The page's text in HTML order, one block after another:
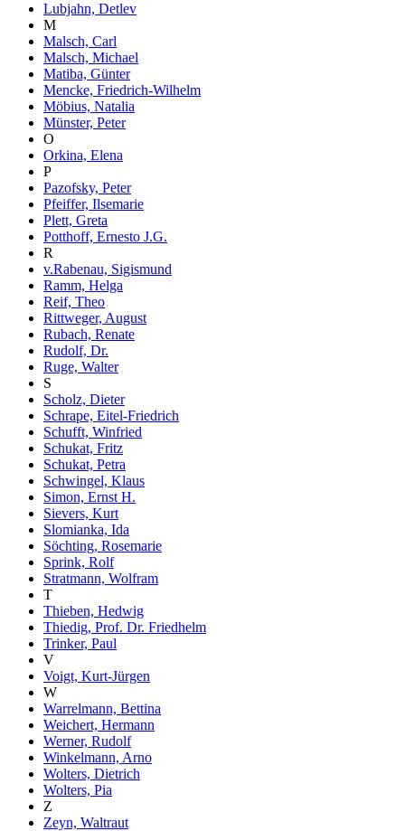
Lubjahn, Detlev
M
Malsch, Carl
Malsch, Michael
Matiba, Günter
Mencke, Friedrich-Wilhelm
Möbius, Natalia
Münster, Peter
O
Orkina, Elena
P
Pazofsky, Peter
Pfeiffer, Ilsemarie
Plett, Greta
Potthoff, Ernesto J.G.
R
v.Rabenau, Sigismund
Ramm, Helga
Reif, Theo
Rittweger, August
Rubach, Renate
Rudolf, Dr.
Ruge, Walter
S
Scholz, Dieter
Schrape, Eitel-Friedrich
Schufft, Winfried
Schukat, Fritz
Schukat, Petra
Schwingel, Klaus
Simon, Ernst H.
Sievers, Kurt
Slomianka, Ida
Söchting, Rosemarie
Sprink, Rolf
Stratmann, Wolfram
T
Thieben, Hedwig
Thiedig, Prof. Dr. Friedhelm
Trinker, Paul
V
Voigt, Kurt-Jürgen
W
Warrelmann, Bettina
Weichert, Hermann
Werner, Rudolf
Winkelmann, Arno
Wolters, Dietrich
Wolters, Pia
Z
Zeyn, Waltraut